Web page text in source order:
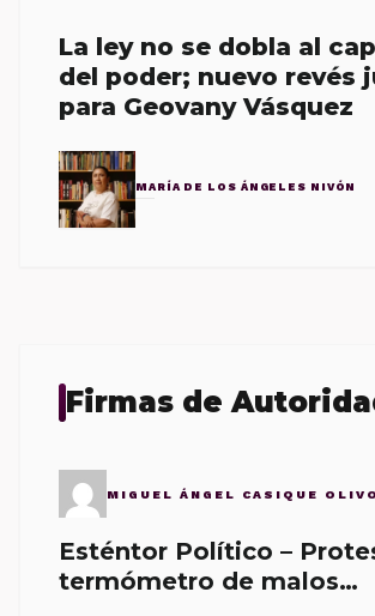
La ley no se dobla al
del poder; nuevo revés
para Geovany Vásquez
MARÍA DE LOS ÁNGELES NIVÓN
Firmas de
MIGUEL ÁNGEL CASIQUE
Esténtor Político –
termómetro de malos